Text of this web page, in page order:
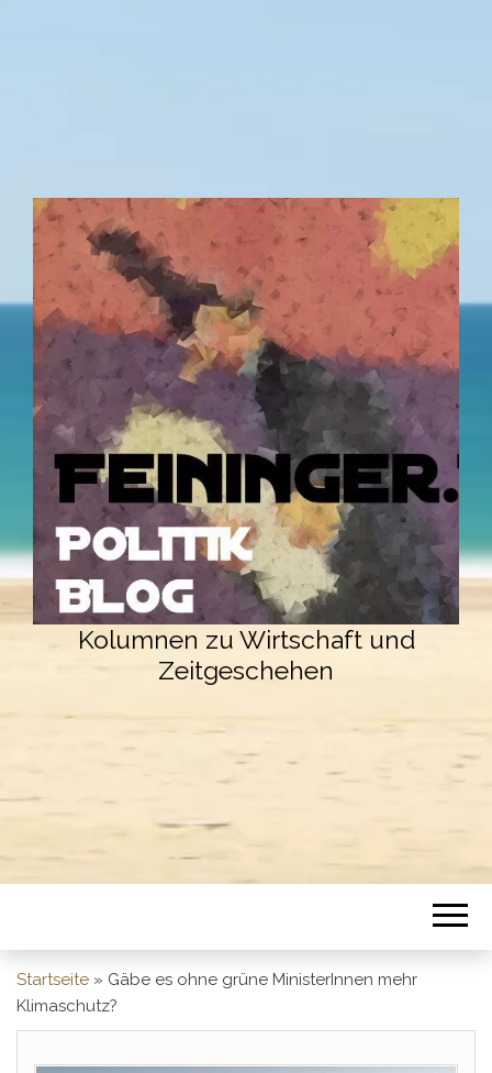
Kolumnen zu Wirtschaft und
Zeitgeschehen
Startseite » Gäbe es ohne grüne MinisterInnen mehr
Klimaschutz?